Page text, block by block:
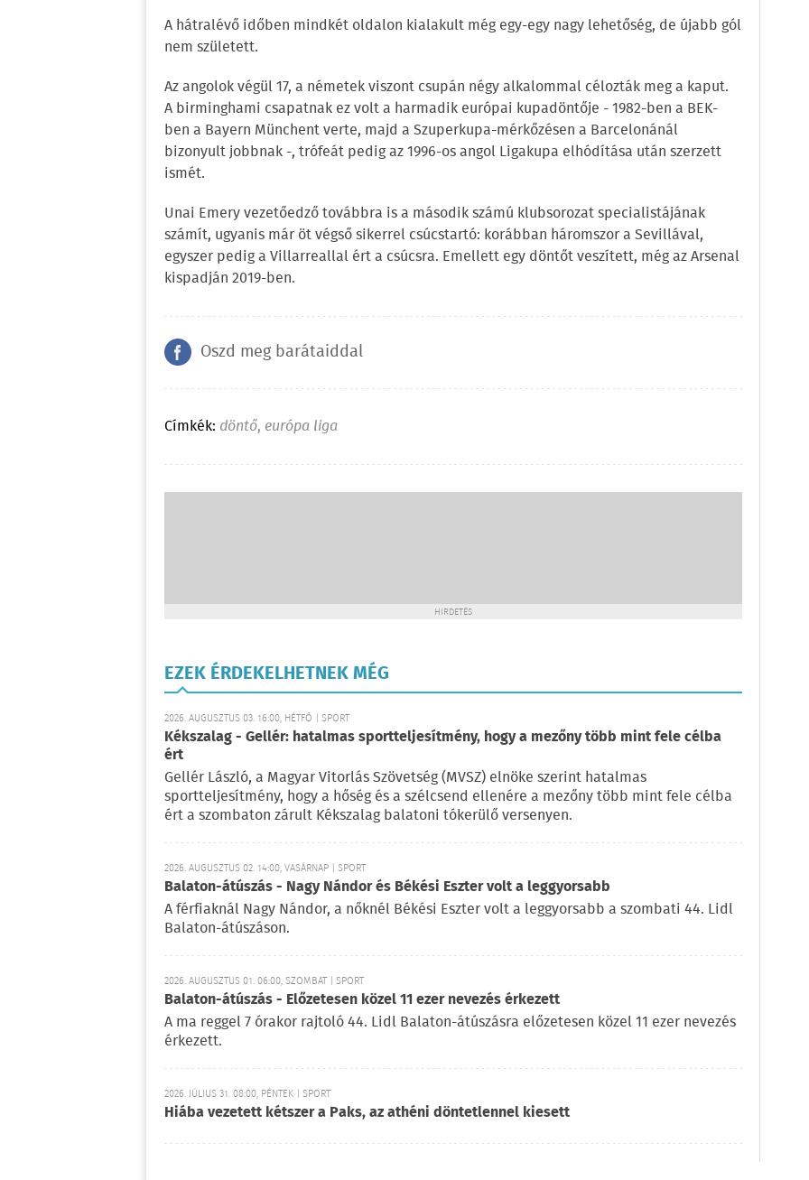
A hátralévő időben mindkét oldalon kialakult még egy-egy nagy lehetőség, de újabb gól
nem született.
Az angolok végül 17, a németek viszont csupán négy alkalommal célozták meg a kaput.
A birminghami csapatnak ez volt a harmadik európai kupadöntője - 1982-ben a BEK-
ben a Bayern Münchent verte, majd a Szuperkupa-mérkőzésen a Barcelonánál
bizonyult jobbnak -, trófeát pedig az 1996-os angol Ligakupa elhódítása után szerzett
ismét.
Unai Emery vezetőedző továbbra is a második számú klubsorozat specialistájának
számít, ugyanis már öt végső sikerrel csúcstartó: korábban háromszor a Sevillával,
egyszer pedig a Villarreallal ért a csúcsra. Emellett egy döntőt veszített, még az Arsenal
kispadján 2019-ben.
Oszd meg barátaiddal
Címkék: döntő, európa liga
HIRDETÉS
EZEK ÉRDEKELHETNEK MÉG
2026. AUGUSZTUS 03. 16:00, HÉTFŐ | SPORT
Kékszalag - Gellér: hatalmas sportteljesítmény, hogy a mezőny több mint fele célba
ért
Gellér László, a Magyar Vitorlás Szövetség (MVSZ) elnöke szerint hatalmas
sportteljesítmény, hogy a hőség és a szélcsend ellenére a mezőny több mint fele célba
ért a szombaton zárult Kékszalag balatoni tókerülő versenyen.
2026. AUGUSZTUS 02. 14:00, VASÁRNAP | SPORT
Balaton-átúszás - Nagy Nándor és Békési Eszter volt a leggyorsabb
A férfiaknál Nagy Nándor, a nőknél Békési Eszter volt a leggyorsabb a szombati 44. Lidl
Balaton-átúszáson.
2026. AUGUSZTUS 01. 06:00, SZOMBAT | SPORT
Balaton-átúszás - Előzetesen közel 11 ezer nevezés érkezett
A ma reggel 7 órakor rajtoló 44. Lidl Balaton-átúszásra előzetesen közel 11 ezer nevezés
érkezett.
2026. JÚLIUS 31. 08:00, PÉNTEK | SPORT
Hiába vezetett kétszer a Paks, az athéni döntetlennel kiesett